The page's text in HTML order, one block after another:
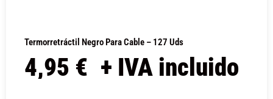
Termorretráctil Negro Para Cable – 127 Uds
4,95 € + IVA incluido